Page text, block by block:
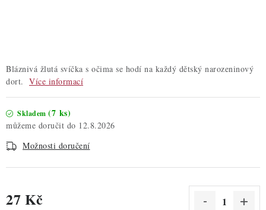
Nepřevzetí zásilky na dobírku
Obchodní podmínky
Hodnocení obchodu
Bláznivá žlutá svíčka s očima se hodí na každý dětský narozeninový
dort. Více informací
Skladem (7 ks)
12.8.2026
Možnosti doručení
27 Kč